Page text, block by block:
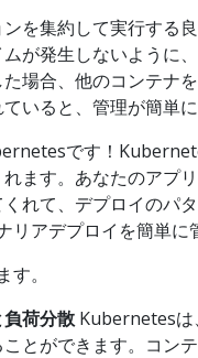
を集約して実行する
が発生しないように
場合、他のコンテナ
いると、管理が簡単
です！
ます。あなたのアプ
れて、デプロイのパ
アデプロイを簡単に
。
荷分散 Kubernetesは
とができます。コン